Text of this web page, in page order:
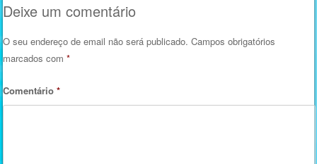
Deixe um comentário
O seu endereço de email não será publicado. Campos obrigatórios
marcados com*
Comentário*